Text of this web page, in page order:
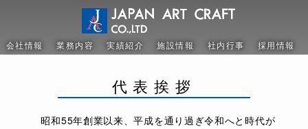
会社情報 業務内容 実績紹介 施設情報 社内行事 採用情報
代表挨拶
昭和55年創業以来、平成を通り過ぎ令和へと時代が